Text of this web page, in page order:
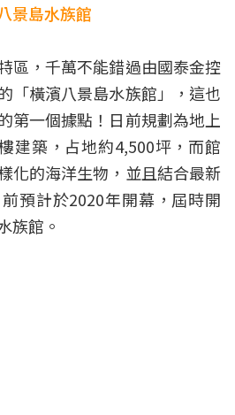
景島水族館
區，千萬不能錯過由國泰金控
「橫濱八景島水族館」，這也
第一個據點！日前規劃為地上
建築，占地約4,500坪，而館
化的海洋生物，並且結合最新
預計於2020年開幕，屆時開
族館。